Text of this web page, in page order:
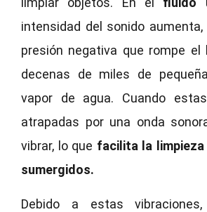
intensidad del sonido aumenta,
presión negativa que rompe el
decenas de miles de
vapor de agua. Cuando
atrapadas por una onda
vibrar, lo que facilita la
sumergidos.
Debido a estas vibraciones,